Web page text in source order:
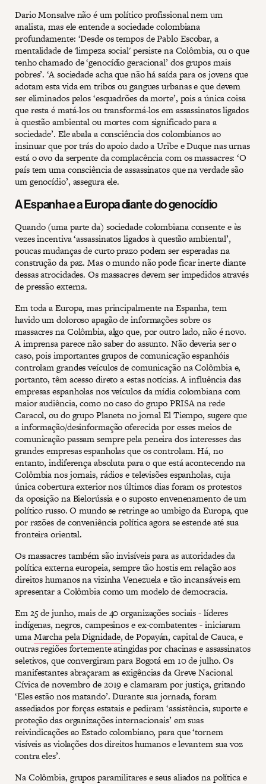
Dario Monsalve não é um político profissional nem um
analista, mas ele entende a sociedade colombiana
profundamente: ‘Desde os tempos de Pablo Escobar, a
mentalidade de 'limpeza social' persiste na Colômbia, ou o que
tenho chamado de ‘genocídio geracional’ dos grupos mais
pobres’. ‘A sociedade acha que não há saída para os jovens que
adotam esta vida em tribos ou gangues urbanas e que devem
ser eliminados pelos ‘esquadrões da morte’, pois a única coisa
que resta é matá-los ou transformá-los em assassinatos ligados
à questão ambiental ou mortes com significado para a
sociedade’. Ele abala a consciência dos colombianos ao
insinuar que por trás do apoio dado a Uribe e Duque nas urnas
está o ovo da serpente da complacência com os massacres: ‘O
país tem uma consciência de assassinatos que na verdade são
um genocídio’, assegura ele.
A Espanha e a Europa diante do genocídio
Quando (uma parte da) sociedade colombiana consente e às
vezes incentiva ‘assassinatos ligados à questão ambiental’,
poucas mudanças de curto prazo podem ser esperadas na
construção da paz. Mas o mundo não pode ficar inerte diante
dessas atrocidades. Os massacres devem ser impedidos através
de pressão externa.
Em toda a Europa, mas principalmente na Espanha, tem
havido um doloroso apagão de informações sobre os
massacres na Colômbia, algo que, por outro lado, não é novo.
A imprensa parece não saber do assunto. Não deveria ser o
caso, pois importantes grupos de comunicação espanhóis
controlam grandes veículos de comunicação na Colômbia e,
portanto, têm acesso direto a estas notícias. A influência das
empresas espanholas nos veículos da mídia colombiana com
maior audiência, como no caso do grupo PRISA na rede
Caracol, ou do grupo Planeta no jornal El Tiempo, sugere que
a informação/desinformação oferecida por esses meios de
comunicação passam sempre pela peneira dos interesses das
grandes empresas espanholas que os controlam. Há, no
entanto, indiferença absoluta para o que está acontecendo na
Colômbia nos jornais, rádios e televisões espanholas, cuja
única cobertura exterior nos últimos dias foram os protestos
da oposição na Bielorússia e o suposto envenenamento de um
político russo. O mundo se retringe ao umbigo da Europa, que
por razões de conveniência política agora se estende até sua
fronteira oriental.
Os massacres também são invisíveis para as autoridades da
política externa europeia, sempre tão hostis em relação aos
direitos humanos na vizinha Venezuela e tão incansáveis em
apresentar a Colômbia como um modelo de democracia.
Em 25 de junho, mais de 40 organizações sociais - líderes
indígenas, negros, campesinos e ex-combatentes - iniciaram
umaMarcha pela Dignidade, de Popayán, capital de Cauca, e
outras regiões fortemente atingidas por chacinas e assassinatos
seletivos, que convergiram para Bogotá em 10 de julho. Os
manifestantes abraçaram as exigências da Greve Nacional
Cívica de novembro de 2019 e clamaram por justiça, gritando
‘Eles estão nos matando’. Durante sua jornada, foram
assediados por forças estatais e pediram ‘assistência, suporte e
proteção das organizações internacionais’ em suas
reivindicações ao Estado colombiano, para que ‘tornem
visíveis as violações dos direitos humanos e levantem sua voz
contra eles’.
Na Colômbia, grupos paramilitares e seus aliados na política e